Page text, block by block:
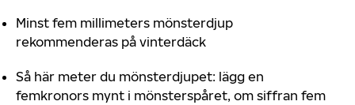
Minst fem millimeters mönsterdjup
rekommenderas på vinterdäck
Så här meter du mönsterdjupet: lägg en
femkronors mynt i mönsterspåret, om siffran fem